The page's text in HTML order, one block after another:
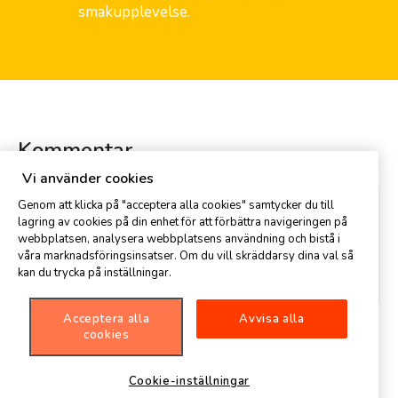
smakupplevelse.
Kommentar
Vi använder cookies
Genom att klicka på "acceptera alla cookies" samtycker du till
lagring av cookies på din enhet för att förbättra navigeringen på
webbplatsen, analysera webbplatsens användning och bistå i
våra marknadsföringsinsatser. Om du vill skräddarsy dina val så
kan du trycka på inställningar.
Acceptera alla
cookies
Avvisa alla
Cookie-inställningar